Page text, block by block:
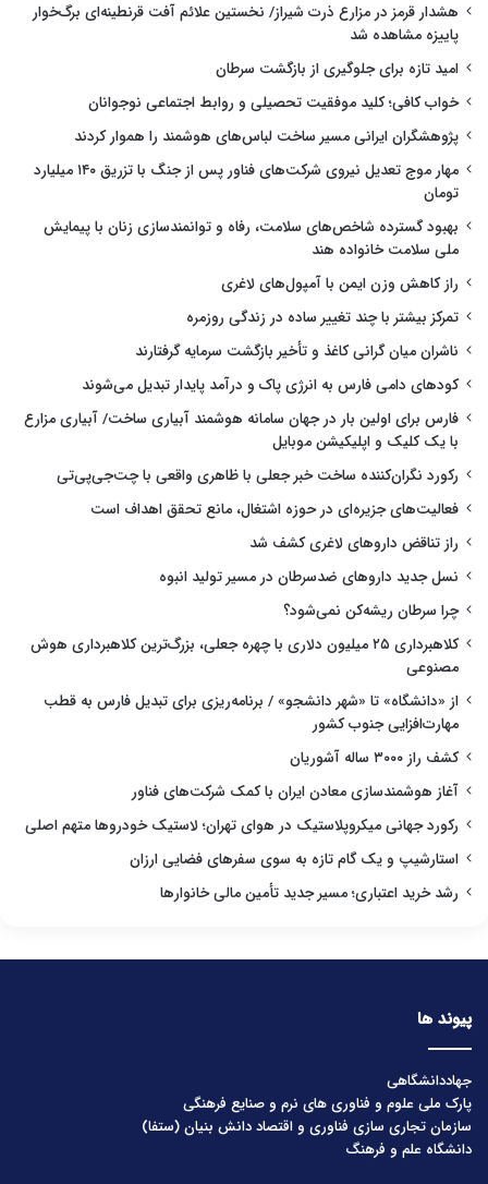
هشدار قرمز در مزارع ذرت شیراز/ نخستین علائم آفت قرنطینه‌ای برگ‌خوار
پاییزه مشاهده شد
امید تازه برای جلوگیری از بازگشت سرطان
خواب کافی؛ کلید موفقیت تحصیلی و روابط اجتماعی نوجوانان
پژوهشگران ایرانی مسیر ساخت لباس‌های هوشمند را هموار کردند
مهار موج تعدیل نیروی شرکت‌های فناور پس از جنگ با تزریق ۱۴۰ میلیارد
تومان
بهبود گسترده شاخص‌های سلامت، رفاه و توانمندسازی زنان با پیمایش
ملی سلامت خانواده هند
راز کاهش وزن ایمن با آمپول‌های لاغری
تمرکز بیشتر با چند تغییر ساده در زندگی روزمره
ناشران میان گرانی کاغذ و تأخیر بازگشت سرمایه گرفتارند
کودهای دامی فارس به انرژی پاک و درآمد پایدار تبدیل می‌شوند
فارس برای اولین بار در جهان سامانه هوشمند آبیاری ساخت/ آبیاری مزارع
با یک کلیک و اپلیکیشن موبایل
رکورد نگران‌کننده ساخت خبر جعلی با ظاهری واقعی با چت‌جی‌پی‌تی
فعالیت‌های جزیره‌ای در حوزه اشتغال، مانع تحقق اهداف است
راز تناقض داروهای لاغری کشف شد
نسل جدید داروهای ضدسرطان در مسیر تولید انبوه
چرا سرطان ریشه‌کن نمی‌شود؟
کلاهبرداری ۲۵ میلیون دلاری با چهره جعلی، بزرگ‌ترین کلاهبرداری هوش
مصنوعی
از «دانشگاه» تا «شهر دانشجو» / برنامه‌ریزی برای تبدیل فارس به قطب
مهارت‌افزایی جنوب کشور
کشف راز ۳۰۰۰ ساله آشوریان
آغاز هوشمندسازی معادن ایران با کمک شرکت‌های فناور
رکورد جهانی میکروپلاستیک در هوای تهران؛ لاستیک خودروها متهم اصلی
استارشیپ و یک گام تازه به سوی سفرهای فضایی ارزان
رشد خرید اعتباری؛ مسیر جدید تأمین مالی خانوارها
پیوند ها
جهاددانشگاهی
پارک ملی علوم و فناوری های نرم و صنایع فرهنگی
سازمان تجاری سازی فناوری و اقتصاد دانش بنیان (ستفا)
دانشگاه علم و فرهنگ